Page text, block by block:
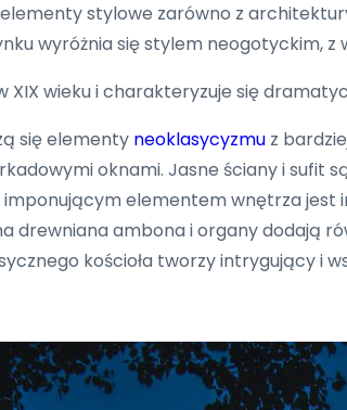
stylowe zarówno z
wyróżnia się stylem neogotyckim,
XIX wieku i charakteryzuje się
się elementy neoklasycyzmu z
oknami. Jasne ściany i sufit
elementem wnętrza jest
drewniana ambona i organy dodają
kościoła tworzy intrygujący i